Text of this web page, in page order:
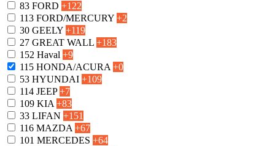
83 FORD +122
113 FORD/MERCURY +2
30 GEELY +119
27 GREAT WALL +183
152 Haval +9
115 HONDA/ACURA +0
53 HYUNDAI +109
114 JEEP+7
109 KIA +83
33 LIFAN +151
116 MAZDA +67
101 MERCEDES +64